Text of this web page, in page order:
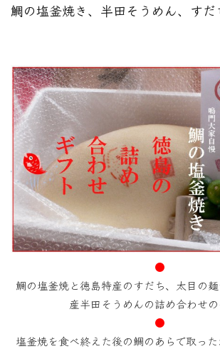
鯛の塩釜焼き、半田そうめん、す
●
鯛の塩釜焼と徳島特産のすだち、太目の
産半田そうめんの詰め合わせの
●
塩釜焼を食べ終えた後の鯛のあらで取っ